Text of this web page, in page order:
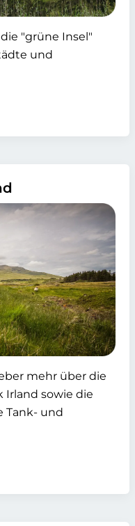
"grüne Insel"
und
mehr über die
Irland sowie die
Tank- und